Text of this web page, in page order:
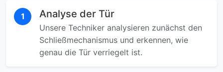
1 Analyse der Tür
Unsere Techniker analysieren zunächst den
Schließmechanismus und erkennen, wie
genau die Tür verriegelt ist.